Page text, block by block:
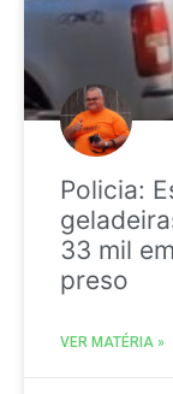
Policia:
33 mil
preso
VER MATÉRIA »